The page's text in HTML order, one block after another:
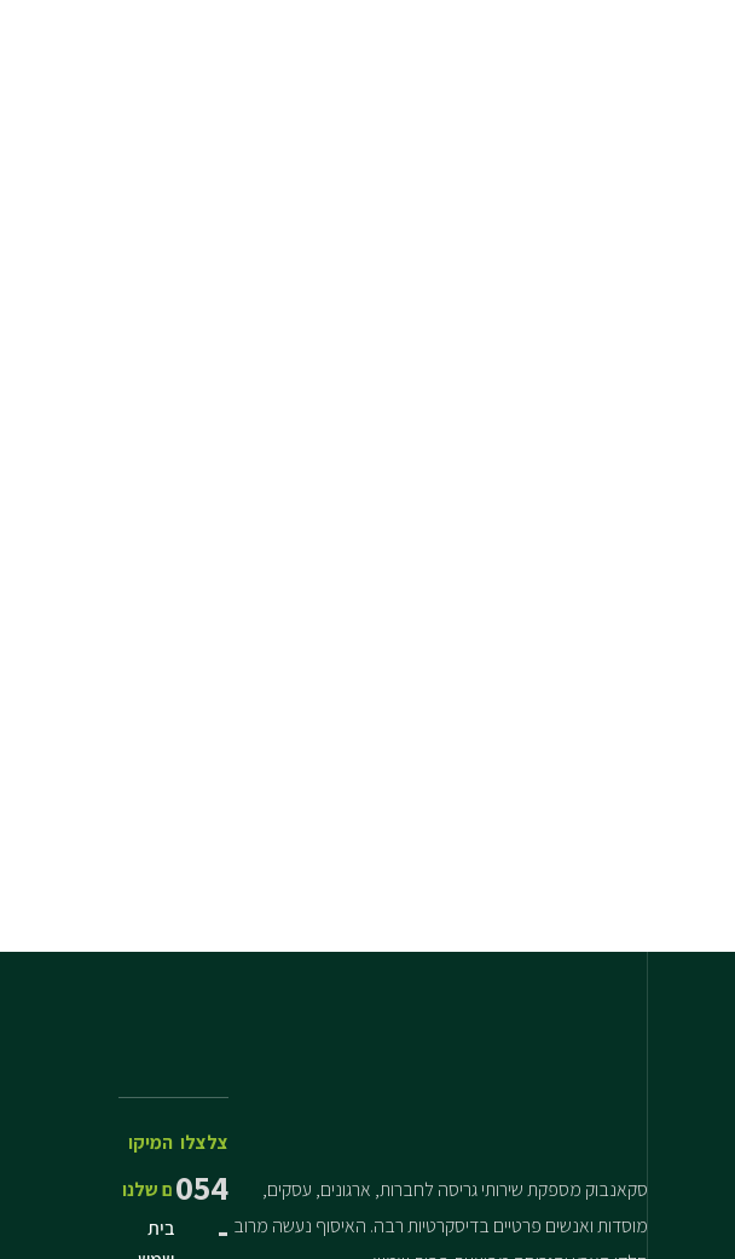
סקאנבוק מספקת שירותי גריסה לחברות, ארגונים, עסקים,
מוסדות ואנשים פרטיים בדיסקרטיות רבה. האיסוף נעשה מרוב
צלצלו
054
-
המיקו
ם שלנו
בית